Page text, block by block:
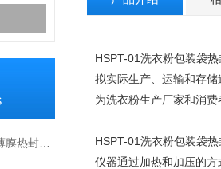
HSPT-01洗衣粉包装袋
拟实际生产、运输和存
为洗衣粉生产厂家和消
HSPT-01洗衣粉包装袋
仪器通过加热和加压的